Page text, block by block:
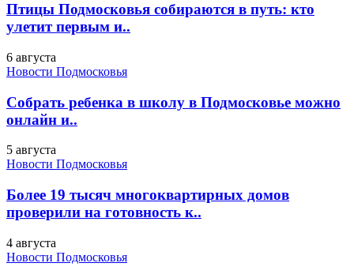
Птицы Подмосковья собираются в путь: кто
улетит первым и..
6 августа
Новости Подмосковья
Собрать ребенка в школу в Подмосковье можно
онлайн и..
5 августа
Новости Подмосковья
Более 19 тысяч многоквартирных домов
проверили на готовность к..
4 августа
Новости Подмосковья